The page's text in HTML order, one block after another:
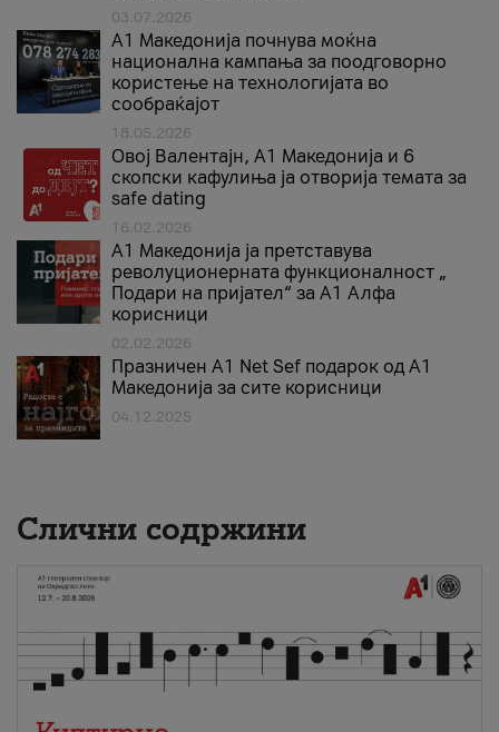
03.07.2026
A1 Македонија почнува моќна
национална кампања за поодговорно
користење на технологијата во
сообраќајот
18.05.2026
Овој Валентајн, A1 Македонија и 6
скопски кафулиња ја отворија темата за
safe dating
16.02.2026
А1 Македонија ја претставува
револуционерната функционалност „
Подари на пријател“ за А1 Алфа
корисници
02.02.2026
Празничен A1 Net Sеf подарок од А1
Македонија за сите корисници
04.12.2025
Слични содржини